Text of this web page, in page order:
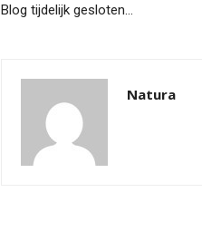
Blog tijdelijk gesloten…
Natura